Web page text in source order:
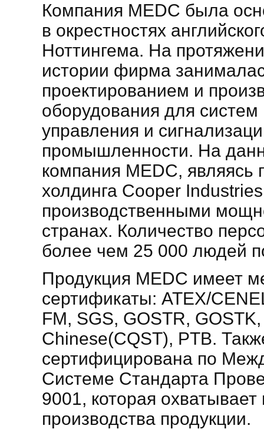
Компания MEDC была
в окрестностях
Ноттингема. На
истории фирма
проектированием и
оборудования для систем
управления и
промышленности. На
компания MEDC, являясь
холдинга Cooper
производственными
странах. Количество
более чем 25 000 людей
Продукция MEDC имеет
сертификаты: ATEX/
FM, SGS, GOSTR,
Chinese(CQST), PTB.
сертифицирована по
Системе Стандарта
9001, которая охватывает
производства продукции.